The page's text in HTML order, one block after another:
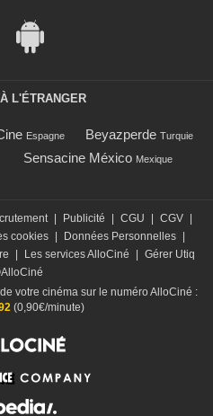
L'ÉTRANGER
Espagne Beyazperde Turquie
Sensacine México Mexique
| Publicité | CGU | CGV |
cookies | Données Personnelles |
| Les services AlloCiné | Gérer Utiq
votre cinéma sur le numéro AlloCiné :
(0,90€/minute)